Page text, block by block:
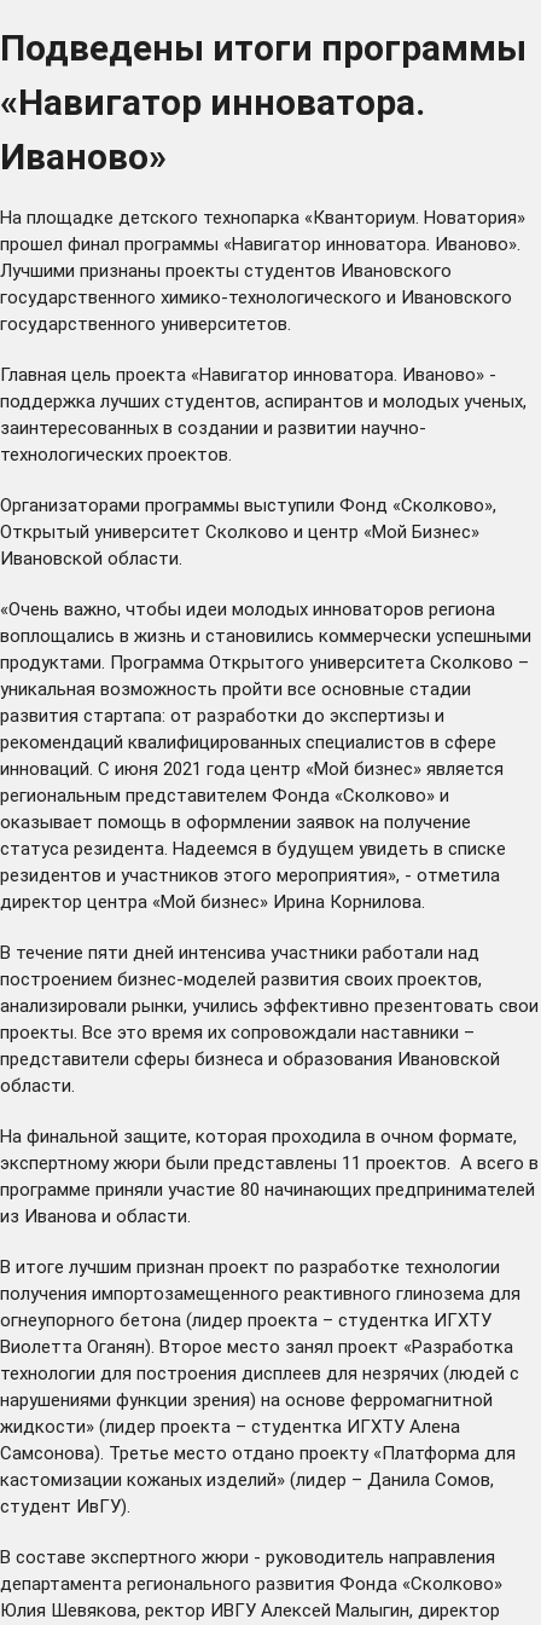
Подведены итоги программы
«Навигатор инноватора.
Иваново»
На площадке детского технопарка «Кванториум. Новатория»
прошел финал программы «Навигатор инноватора. Иваново».
Лучшими признаны проекты студентов Ивановского
государственного химико-технологического и Ивановского
государственного университетов.
Главная цель проекта «Навигатор инноватора. Иваново» -
поддержка лучших студентов, аспирантов и молодых ученых,
заинтересованных в создании и развитии научно-
технологических проектов.
Организаторами программы выступили Фонд «Сколково»,
Открытый университет Сколково и центр «Мой Бизнес»
Ивановской области.
«Очень важно, чтобы идеи молодых инноваторов региона
воплощались в жизнь и становились коммерчески успешными
продуктами. Программа Открытого университета Сколково –
уникальная возможность пройти все основные стадии
развития стартапа: от разработки до экспертизы и
рекомендаций квалифицированных специалистов в сфере
инноваций. С июня 2021 года центр «Мой бизнес» является
региональным представителем Фонда «Сколково» и
оказывает помощь в оформлении заявок на получение
статуса резидента. Надеемся в будущем увидеть в списке
резидентов и участников этого мероприятия», - отметила
директор центра «Мой бизнес» Ирина Корнилова.
В течение пяти дней интенсива участники работали над
построением бизнес-моделей развития своих проектов,
анализировали рынки, учились эффективно презентовать свои
проекты. Все это время их сопровождали наставники –
представители сферы бизнеса и образования Ивановской
области.
На финальной защите, которая проходила в очном формате,
экспертному жюри были представлены 11 проектов. А всего в
программе приняли участие 80 начинающих предпринимателей
из Иванова и области.
В итоге лучшим признан проект по разработке технологии
получения импортозамещенного реактивного глинозема для
огнеупорного бетона (лидер проекта – студентка ИГХТУ
Виолетта Оганян). Второе место занял проект «Разработка
технологии для построения дисплеев для незрячих (людей с
нарушениями функции зрения) на основе ферромагнитной
жидкости» (лидер проекта – студентка ИГХТУ Алена
Самсонова). Третье место отдано проекту «Платформа для
кастомизации кожаных изделий» (лидер – Данила Сомов,
студент ИвГУ).
В составе экспертного жюри - руководитель направления
департамента регионального развития Фонда «Сколково»
Юлия Шевякова, ректор ИВГУ Алексей Малыгин, директор